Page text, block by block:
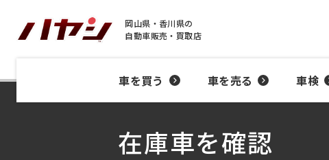
岡山県・香川県の
自動車販売・買取店
車を買う 車を売る 車検
在庫車を確認